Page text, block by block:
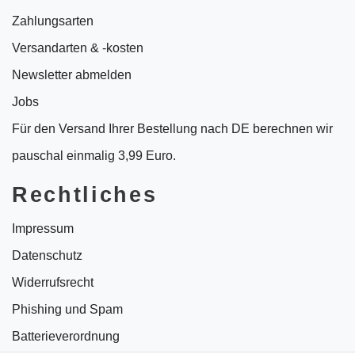
Zahlungsarten
Versandarten & -kosten
Newsletter abmelden
Jobs
Für den Versand Ihrer Bestellung nach DE berechnen wir
pauschal einmalig 3,99 Euro.
Rechtliches
Impressum
Datenschutz
Widerrufsrecht
Phishing und Spam
Batterieverordnung